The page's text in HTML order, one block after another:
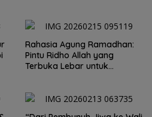
Rahasia Agung Ramadhan:
Pintu Ridho Allah yang
Terbuka Lebar untuk